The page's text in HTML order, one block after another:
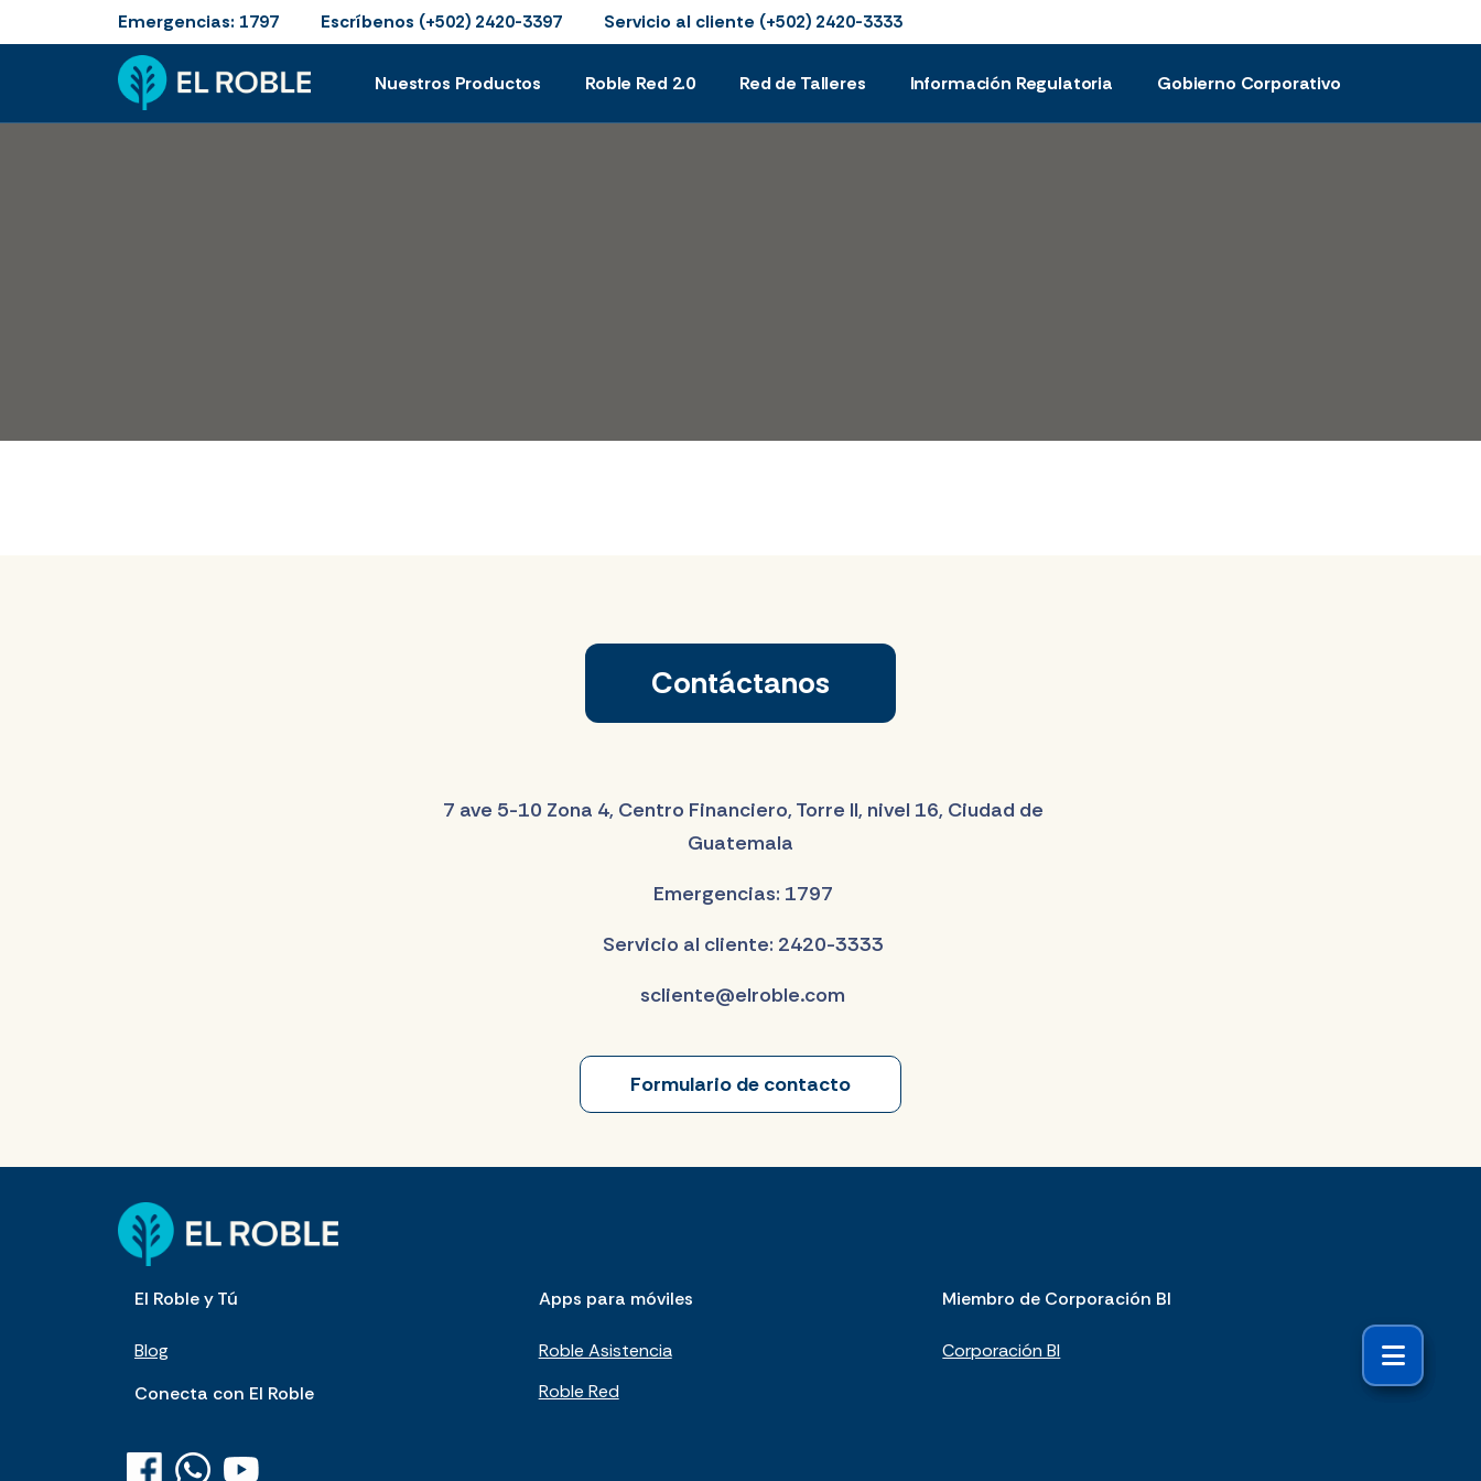
Emergencias: 1797 Escríbenos (+502) 2420-3397 Servicio al cliente (+502) 2420-3333
Nuestros Productos Roble Red 2.0 Red de Talleres Información Regulatoria Gobierno Corporativo
Contáctanos
7 ave 5-10 Zona 4, Centro Financiero, Torre II, nivel 16, Ciudad de
Guatemala
Emergencias: 1797
Servicio al cliente: 2420-3333
scliente@elroble.com
Formulario de contacto
El Roble y Tú
Blog
Conecta con El Roble
Apps para móviles
Roble Asistencia
Roble Red
Miembro de Corporación BI
Corporación BI